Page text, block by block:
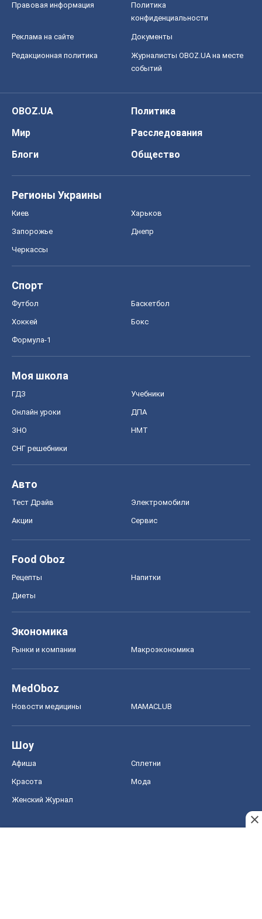
Правовая информация
Политика
конфиденциальности
Реклама на сайте Документы
Редакционная политика
Журналисты OBOZ.UA на месте
событий
OBOZ.UA
Политика
Мир
Расследования
Блоги
Общество
Регионы Украины
Киев Харьков
Запорожье Днепр
Черкассы
Спорт
Футбол Баскетбол
Хоккей Бокс
Формула-1
Моя школа
ГДЗ Учебники
Онлайн уроки ДПА
ЗНО НМТ
СНГ решебники
Авто
Тест Драйв Электромобили
Акции Сервис
Food Oboz
Рецепты Напитки
Диеты
Экономика
Рынки и компании Mакроэкономика
MedOboz
Новости медицины MAMACLUB
Шоу
Афиша Сплетни
Красота Мода
Женский Журнал